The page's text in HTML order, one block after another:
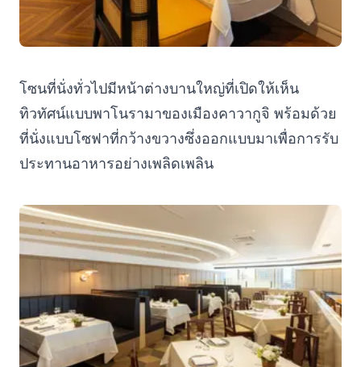
โซนที่นั่งทั่วไปมีหน้าต่างบานใหญ่ที่เปิดให้เห็น
ทิวทัศน์แบบพาโนรามาของเมืองคาวากูจิ พร้อมด้วย
ที่นั่งแบบโซฟาที่กว้างขวางซึ่งออกแบบมาเพื่อการรับ
ประทานอาหารอย่างเพลิดเพลิน